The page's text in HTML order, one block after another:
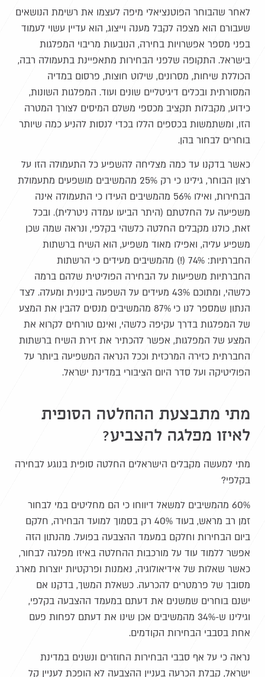
לאחר שהבוחר הפוטנציאלי מיפה לעצמו את רשימת הנושאים
שעבורם הוא מצפה לקבל מענה וייצוג, הוא עדיין עשוי לעמוד
בפני מספר אפשרויות בחירה, הנובעות מריבוי המפלגות
בישראל. התקופה שלפני הבחירות מתאפיינת בתעמולה רבה,
הכוללת שיחות, מסרונים, שילוט חוצות, פרסום במדיה
המסורתית ובכלים דיגיטליים שונים ועוד. המפלגות השונות,
כידוע, מקבלות תקציב מכספי משלם המיסים לצורך המטרה
הזו, ומשתמשות בכספים הללו בכדי לנסות להניע כמה שיותר
בוחרים לבחור בהן.
כאשר בדקנו עד כמה מצליחה להשפיע כל התעמולה הזו על
רצון הבוחר, גילינו כי רק 25% מהמשיבים מושפעים מתעמולת
הבחירות, ואילו 56% מהמשיבים העידו כי התעמולה אינה
משפיעה על החלטתם (היתר הביעו עמדה ניטרלית). ובכל
זאת, כולנו מקבלים החלטה כלשהי בקלפי, ונראה שמה שכן
משפיע עליה, ואפילו מאוד משפיע, הוא השיח ברשתות
החברתיות: 74% (!) מהמשיבים מעידים כי הרשתות
החברתיות משפיעות על הבחירה הפוליטית שלהם ברמה
כלשהי, ומתוכם 43% מעידים על השפעה בינונית ומעלה. לצד
הנתון שמספר לנו כי 87% מהמשיבים מנסים להבין את המצע
של המפלגות בדרך עקיפה כלשהי, ואינם טורחים לקרוא את
המצע של המפלגות, אפשר להכתיר את זירת השיח ברשתות
החברתית כזירה המרכזית וככל הנראה המשפיעה ביותר על
הפוליטיקה ועל סדר היום הציבורי במדינת ישראל.
מתי מתבצעת ההחלטה הסופית
לאיזו מפלגה להצביע?
מתי למעשה מקבלים הישראלים החלטה סופית בנוגע לבחירה
בקלפי?
60% מהמשיבים למשאל דיווחו כי הם מחליטים במי לבחור
זמן רב מראש, בעוד 40% רק בסמוך למועד הבחירה, חלקם
ביום הבחירות וחלקם במעמד ההצבעה בפועל. מהנתון הזה
אפשר ללמוד עוד על מורכבות ההחלטה באיזו מפלגה לבחור,
כאשר שאלות של אידיאולוגיה, נאמנות ופרקטיות יוצרות מארג
מסובך של פרמטרים להכרעה. כשאלת המשך, בדקנו אם
ישנם בוחרים שמשנים את דעתם במעמד ההצבעה בקלפי,
וגילינו ש-34% מהמשיבים אכן שינו את דעתם לפחות פעם
אחת בסבבי הבחירות הקודמים.
נראה כי על אף סבבי הבחירות החוזרים ונשנים במדינת
ישראל, קבלת הכרעה בעניין ההצבעה לא הופכת לעניין קל